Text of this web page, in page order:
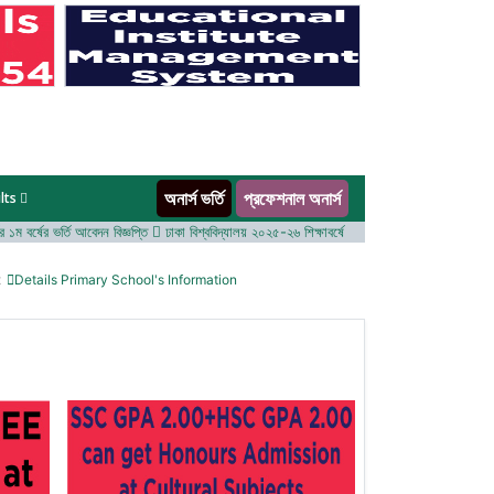
অনার্স ভর্তি প্রফেশনাল অনার্স
ভর্তি আবেদন বিজ্ঞপ্তি ঢাকা বিশ্ববিদ্যালয় ২০২৫-২৬ শিক্ষাবর্ষে আন্ডারগ্র্যাজুয়েট প্রোগ্রামে ভর্তি
Details Primary School's Information